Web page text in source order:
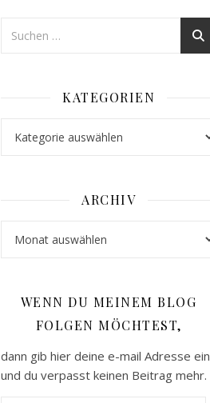
KATEGORIEN
ARCHIV
WENN DU MEINEM BLOG
FOLGEN MÖCHTEST,
dann gib hier deine e-mail Adresse ein
und du verpasst keinen Beitrag mehr.